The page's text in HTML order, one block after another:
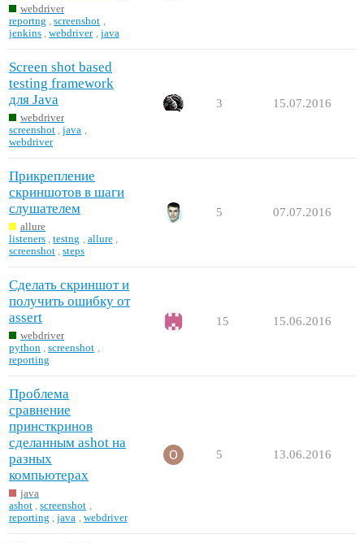
webdriver
reportng
,screenshot
jenkins ,webdriver java
Screen shot based
testing framework
для Java
webdriver
screenshot ,java
webdriver
3 15.07.2016
Прикрепление
скриншотов в шаги
слушателем
allure
listeners ,testng allure
screenshot ,steps
5 07.07.2016
Сделать скриншот и
получить ошибку от
assert
webdriver
python
,screenshot
reporting
15 15.06.2016
Проблема
сравнение
принсткринов
сделанным ashot на
разных
компьютерах
java
ashot ,screenshot
reporting
,java webdriver
5 13.06.2016